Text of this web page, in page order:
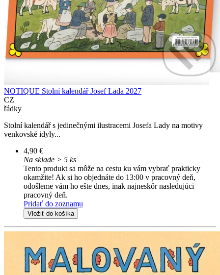
NOTIQUE Stolní kalendář Josef Lada 2027
CZ
řádky
Stolní kalendář s jedinečnými ilustracemi Josefa Lady na motivy
venkovské idyly...
4,90 €
Na sklade > 5 ks
Tento produkt sa môže na cestu ku vám vybrať prakticky
okamžite! Ak si ho objednáte do 13:00 v pracovný deň,
odošleme vám ho ešte dnes, inak najneskôr nasledujúci
pracovný deň.
Pridať do zoznamu
Vložiť do košíka